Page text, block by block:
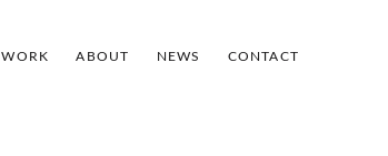
WORK ABOUT NEWS CONTACT